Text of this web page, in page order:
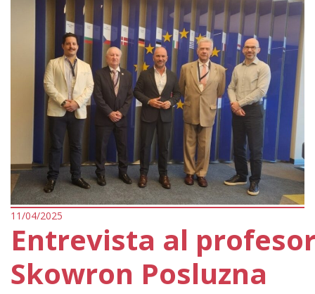
11/04/2025
Entrevista al
Skowron Posluzna